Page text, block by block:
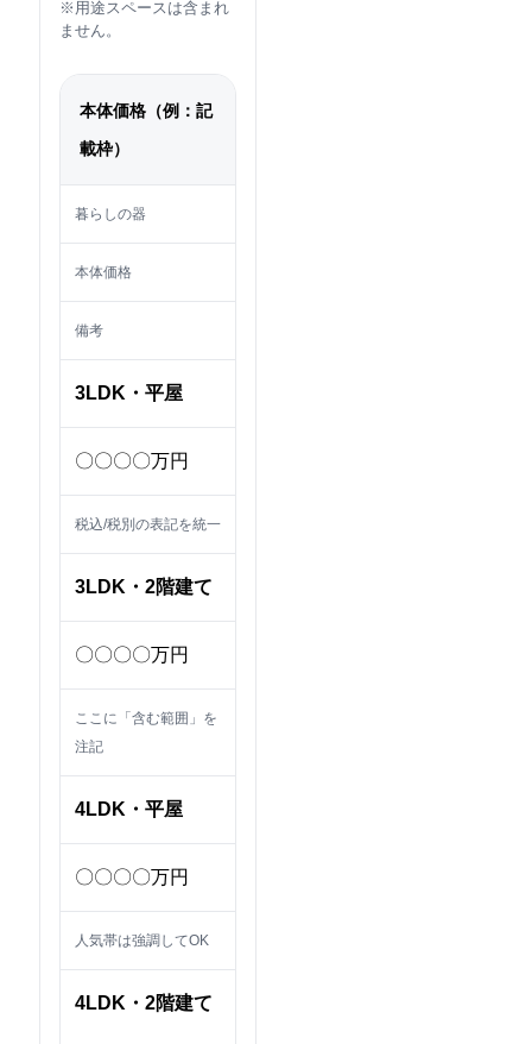
※用途スペースは含まれ
ません。
本体価格（例：記
載枠）
暮らしの器
本体価格
備考
3LDK・平屋
〇〇〇〇万円
税込/税別の表記を統一
3LDK・2階建て
〇〇〇〇万円
ここに「含む範囲」を
注記
4LDK・平屋
〇〇〇〇万円
人気帯は強調してOK
4LDK・2階建て